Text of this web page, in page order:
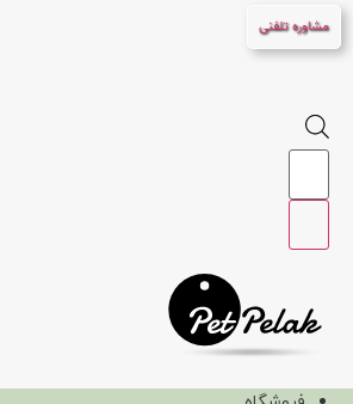
پرش
به
مشاوره تلفنی
Products